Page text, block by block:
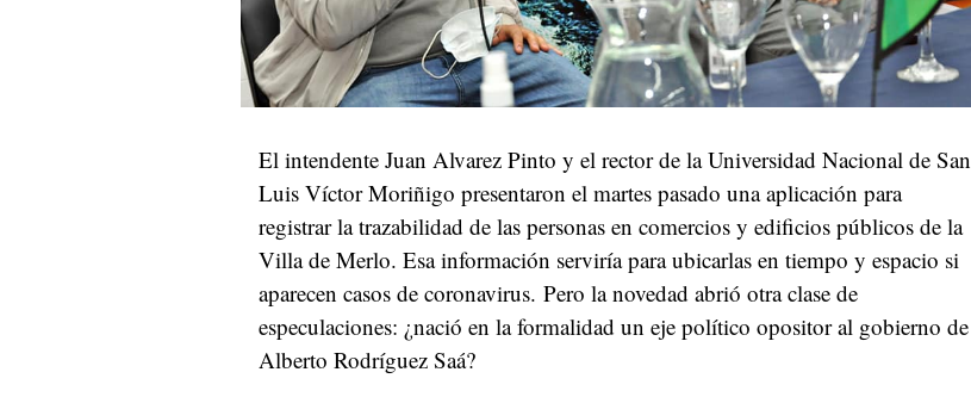
El intendente Juan Alvarez Pinto y el rector de la Universidad Nacional de San
Luis Víctor Moriñigo presentaron el martes pasado una aplicación para
registrar la trazabilidad de las personas en comercios y edificios públicos de la
Villa de Merlo. Esa información serviría para ubicarlas en tiempo y espacio si
aparecen casos de coronavirus. Pero la novedad abrió otra clase de
especulaciones: ¿nació en la formalidad un eje político opositor al gobierno de
Alberto Rodríguez Saá?